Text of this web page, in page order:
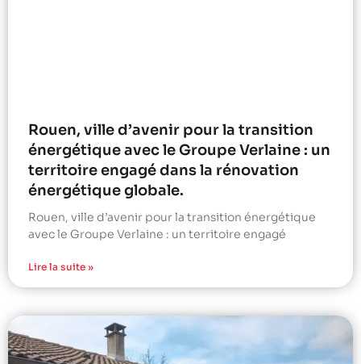
Rouen, ville d’avenir pour la transition
énergétique avec le Groupe Verlaine : un
territoire engagé dans la rénovation
énergétique globale.
Rouen, ville d’avenir pour la transition énergétique
avec le Groupe Verlaine : un territoire engagé
Lire la suite »